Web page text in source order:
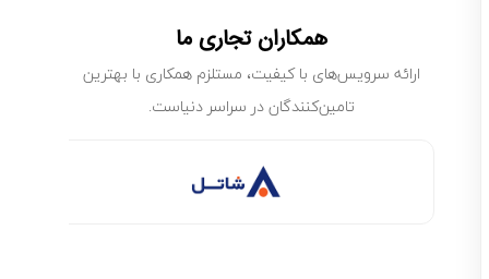
همکاران تجاری ما
ارائه سرویس‌های با کیفیت، مستلزم همکاری با بهترین
تامین‌کنندگان در سراسر دنیاست.